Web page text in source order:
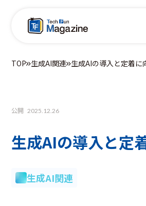
TOP 生成AI関連 生成AIの導入と定着に
公開 2025.12.26
生成AIの導入と定
生成AI関連